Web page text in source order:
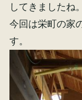
してきましたね。
今回は栄町の家
す。
リノベーション
施工事例